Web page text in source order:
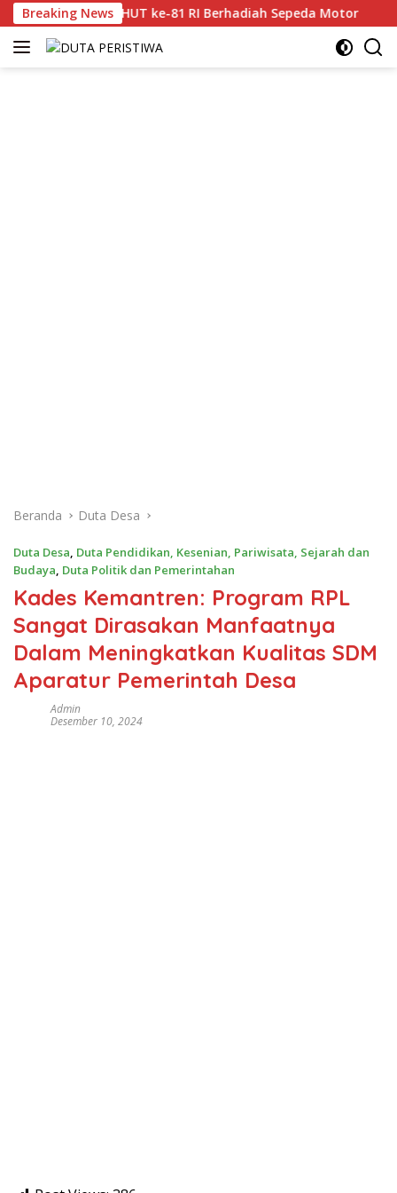
Langsung
ke
konten
Breaking News
Sehat HUT ke-81 RI Berhadiah Sepeda Motor
Beranda Duta Desa
Duta Desa, Duta Pendidikan, Kesenian, Pariwisata, Sejarah dan
Budaya, Duta Politik dan Pemerintahan
Kades Kemantren: Program RPL
Sangat Dirasakan Manfaatnya
Dalam Meningkatkan Kualitas SDM
Aparatur Pemerintah Desa
Admin
Desember 10, 2024